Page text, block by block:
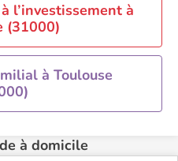
l’investissement à
(31000)
à Toulouse
à domicile